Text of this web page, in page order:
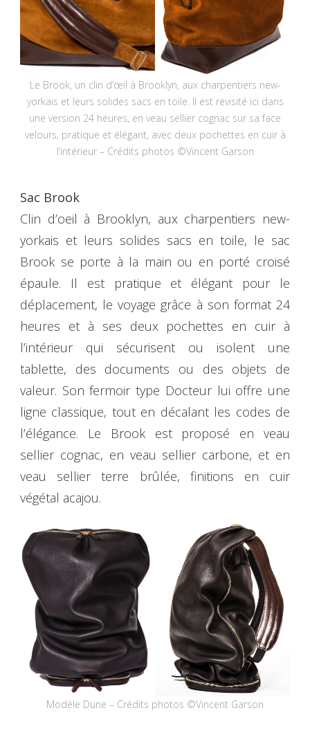
Le Brook, un clin d’œil à Brooklyn, aux charpentiers new-
yorkais et leurs solides sacs en toile. Il est revisité ici dans
une version 24 heures, en veau sellier cognac sur sa face
velours, pratique et élégant, avec deux pochettes en cuir à
l’intérieur – Crédits photos ©Vincent Garson
Sac Brook
Clin d’oeil à Brooklyn, aux charpentiers new-
yorkais et leurs solides sacs en toile, le sac
Brook se porte à la main ou en porté croisé
épaule. Il est pratique et élégant pour le
déplacement, le voyage grâce à son format 24
heures et à ses deux pochettes en cuir à
l’intérieur qui sécurisent ou isolent une
tablette, des documents ou des objets de
valeur. Son fermoir type Docteur lui offre une
ligne classique, tout en décalant les codes de
l’élégance. Le Brook est proposé en veau
sellier cognac, en veau sellier carbone, et en
veau sellier terre brûlée, finitions en cuir
végétal acajou.
Modèle Dune – Crédits photos ©Vincent Garson